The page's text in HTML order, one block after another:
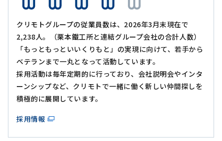
クリモトグループの従業員数は、2026年3月末現在で
2,238人。（栗本鐵工所と連結グループ会社の合計人数）
「もっともっといいくりもと」の実現に向けて、若手から
ベテランまで一丸となって活動しています。
採用活動は毎年定期的に行っており、会社説明会やインタ
ーンシップなど、クリモトで一緒に働く新しい仲間探しを
積極的に展開しています。
採用情報